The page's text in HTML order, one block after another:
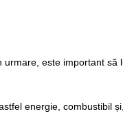
este important să
energie, combustibil